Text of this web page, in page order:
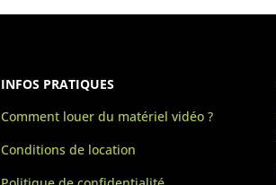
INFOS PRATIQUES
Comment louer du matériel vidéo ?
Conditions de location